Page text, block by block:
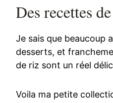
Des recettes
Je sais que beaucoup
desserts, et
de riz sont un réel
Voila ma petite